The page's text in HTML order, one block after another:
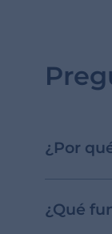
¿Por
¿Qué